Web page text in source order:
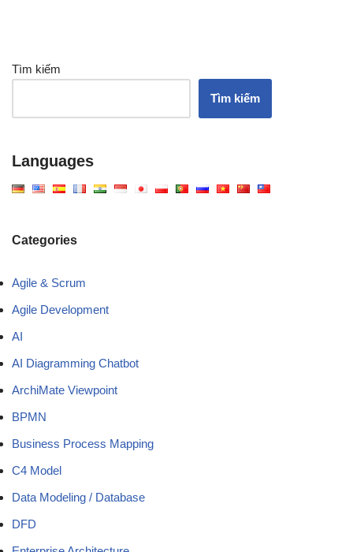
Tìm kiếm
Tìm kiếm
Languages
Categories
Agile & Scrum
Agile Development
AI
AI Diagramming Chatbot
ArchiMate Viewpoint
BPMN
Business Process Mapping
C4 Model
Data Modeling / Database
DFD